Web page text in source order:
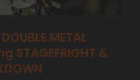
METAL
STAGEFRIGHT &